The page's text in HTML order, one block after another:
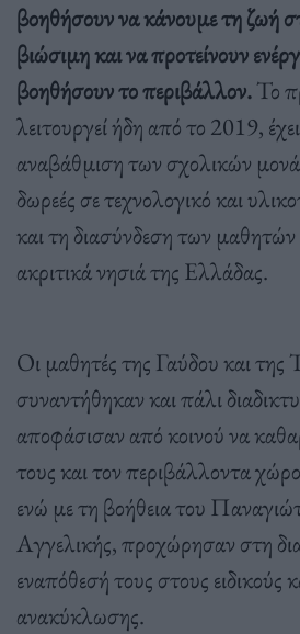
βοηθήσουν να κάνουμε τη ζωή
βιώσιμη και να προτείνουν
βοηθήσουν το περιβάλλον.Το
λειτουργεί ήδη από το 2019,
αναβάθμιση των σχολικών
δωρεές σε τεχνολογικό και
και τη διασύνδεση των
ακριτικά νησιά της Ελλάδας.
Οι μαθητές της Γαύδου και της
συναντήθηκαν και πάλι
αποφάσισαν από κοινού να
τους και τον περιβάλλοντα
ενώ με τη βοήθεια του
Αγγελικής, προχώρησαν στη
εναπόθεσή τους στους ειδικούς
ανακύκλωσης.